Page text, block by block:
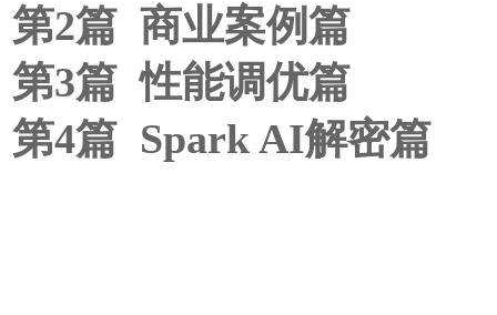
第2篇 商业案例篇
第3篇 性能调优篇
第4篇 Spark AI解密篇